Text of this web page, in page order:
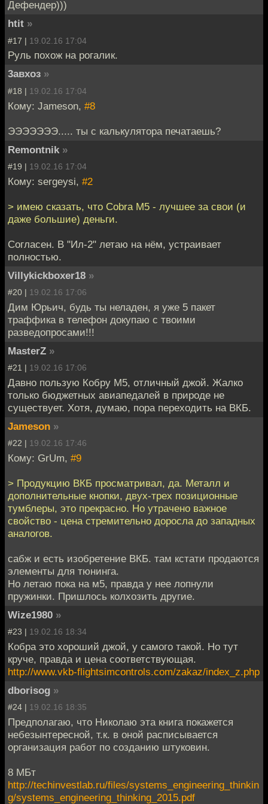
Дефендер)))
htit »
#17 | 19.02.16 17:04
Руль похож на рогалик.
3авхоз »
#18 | 19.02.16 17:04
Кому: Jameson, #8
ЭЭЭЭЭЭЭ..... ты с калькулятора печатаешь?
Remontnik »
#19 | 19.02.16 17:04
Кому: sergeysi, #2
> имею сказать, что Cobra M5 - лучшее за свои (и
даже большие) деньги.
Согласен. В "Ил-2" летаю на нём, устраивает
полностью.
Villykickboxer18 »
#20 | 19.02.16 17:06
Дим Юрьич, будь ты неладен, я уже 5 пакет
траффика в телефон докупаю с твоими
разведопросами!!!
MasterZ »
#21 | 19.02.16 17:06
Давно пользую Кобру М5, отличный джой. Жалко
только бюджетных авиапедалей в природе не
существует. Хотя, думаю, пора переходить на ВКБ.
Jameson »
#22 | 19.02.16 17:46
Кому: GrUm, #9
> Продукцию ВКБ просматривал, да. Металл и
дополнительные кнопки, двух-трех позиционные
тумблеры, это прекрасно. Но утрачено важное
свойство - цена стремительно доросла до западных
аналогов.
сабж и есть изобретение ВКБ. там кстати продаются
элементы для тюнинга.
Но летаю пока на м5, правда у нее лопнули
пружинки. Пришлось колхозить другие.
Wize1980 »
#23 | 19.02.16 18:34
Кобра это хороший джой, у самого такой. Но тут
круче, правда и цена соответствующая.
http://www.vkb-flightsimcontrols.com/zakaz/index_z.php
dborisog »
#24 | 19.02.16 18:35
Предполагаю, что Николаю эта книга покажется
небезынтересной, т.к. в оной расписывается
организация работ по созданию штуковин.
8 МБт
http://techinvestlab.ru/files/systems_engineering_thinkin
g/systems_engineering_thinking_2015.pdf